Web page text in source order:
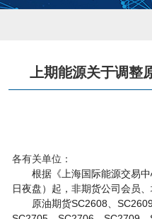
上期能源关于调整
各有关单位：
根据《上海国际能源交易
日夜盘）起，非期货公司会员
原油期货SC2608、